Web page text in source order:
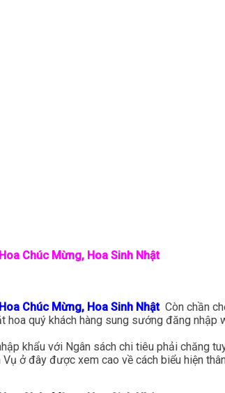
Chúc Mừng, Hoa Sinh Nhật
Chúc Mừng, Hoa Sinh Nhật Còn chần
quý khách hàng sung sướng đăng
khẩu với Ngân sách chi tiêu phải chăng
ở đây được xem cao về cách biểu hiện